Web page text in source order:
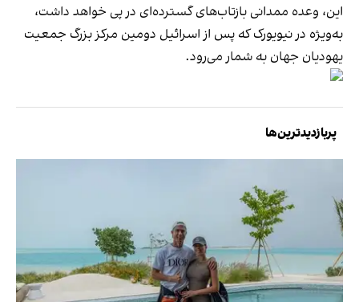
این، وعده ممدانی بازتاب‌های گسترده‌ای در پی خواهد داشت،
به‌ویژه در نیویورک که پس از اسرائیل دومین مرکز بزرگ جمعیت
یهودیان جهان به شمار می‌رود.
پربازدیدترین‌ها